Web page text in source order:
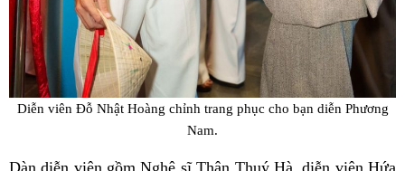
Diễn viên Đỗ Nhật Hoàng chỉnh trang phục cho bạn diễn Phương
Nam.